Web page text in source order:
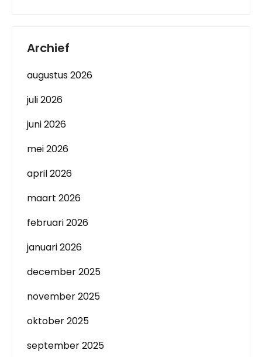
Archief
augustus 2026
juli 2026
juni 2026
mei 2026
april 2026
maart 2026
februari 2026
januari 2026
december 2025
november 2025
oktober 2025
september 2025